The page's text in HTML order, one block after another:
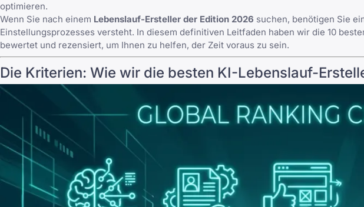
optimieren.
Wenn Sie nach einem Lebenslauf-Ersteller der Edition 2026 suchen, benötigen Sie
Einstellungsprozesses versteht. In diesem definitiven Leitfaden haben wir die 10
bewertet und rezensiert, um Ihnen zu helfen, der Zeit voraus zu sein.
Die Kriterien: Wie wir die besten KI-Lebenslauf-